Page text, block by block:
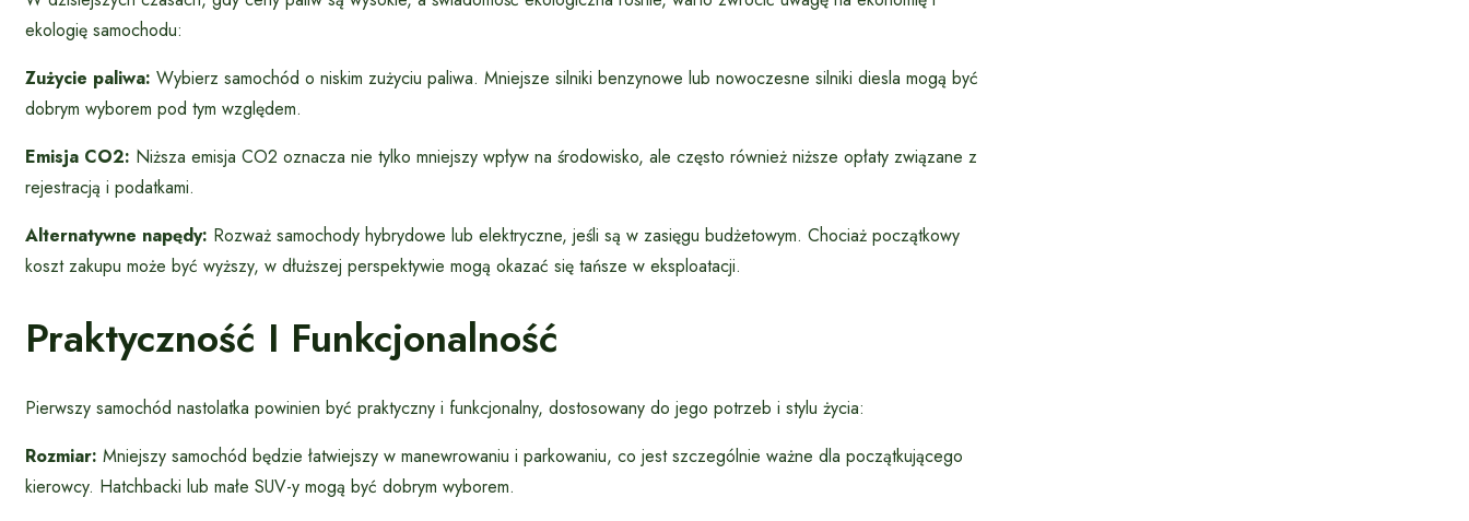
ekologię samochodu:
Zużycie paliwa: Wybierz samochód o niskim zużyciu paliwa. Mniejsze silniki benzynowe lub nowoczesne silniki diesla mogą być
dobrym wyborem pod tym względem.
Emisja CO2: Niższa emisja CO2 oznacza nie tylko mniejszy wpływ na środowisko, ale często również niższe opłaty związane z
rejestracją i podatkami.
Alternatywne napędy: Rozważ samochody hybrydowe lub elektryczne, jeśli są w zasięgu budżetowym. Chociaż początkowy
koszt zakupu może być wyższy, w dłuższej perspektywie mogą okazać się tańsze w eksploatacji.
Praktyczność I Funkcjonalność
Pierwszy samochód nastolatka powinien być praktyczny i funkcjonalny, dostosowany do jego potrzeb i stylu życia:
Rozmiar: Mniejszy samochód będzie łatwiejszy w manewrowaniu i parkowaniu, co jest szczególnie ważne dla początkującego
kierowcy. Hatchbacki lub małe SUV-y mogą być dobrym wyborem.